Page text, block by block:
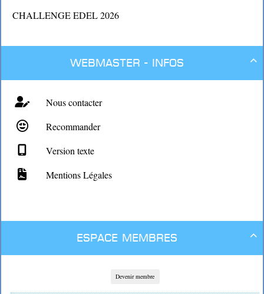
CHALLENGE EDEL 2026

Webmaster - Infos
Nous contacter
Recommander
Version texte
Mentions Légales

Espace membres
Devenir membre